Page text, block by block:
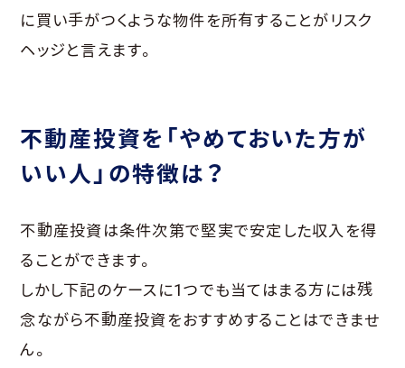
に買い手がつくような物件を所有することがリスク
ヘッジと言えます。
不動産投資を「やめておいた方が
いい人」の特徴は？
不動産投資は条件次第で堅実で安定した収入を得
ることができます。
しかし下記のケースに1つでも当てはまる方には残
念ながら不動産投資をおすすめすることはできませ
ん。